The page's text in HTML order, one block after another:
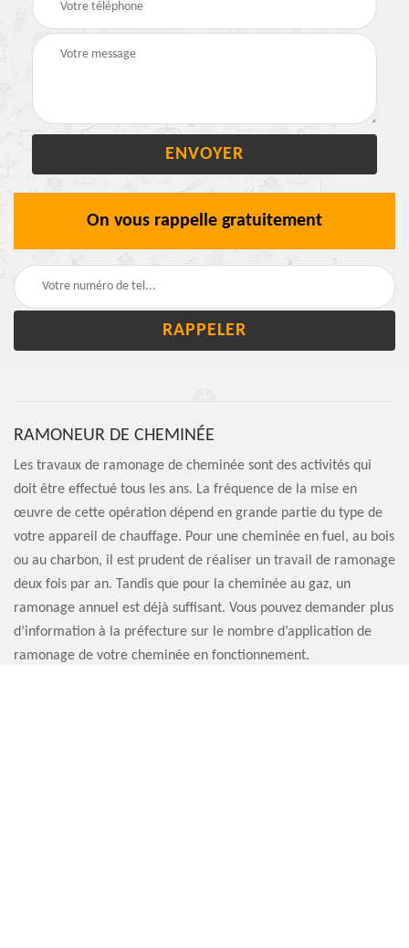
On vous rappelle gratuitement
RAMONEUR DE CHEMINÉE
Les travaux de ramonage de cheminée sont des activités qui
doit être effectué tous les ans. La fréquence de la mise en
œuvre de cette opération dépend en grande partie du type de
votre appareil de chauffage. Pour une cheminée en fuel, au bois
ou au charbon, il est prudent de réaliser un travail de ramonage
deux fois par an. Tandis que pour la cheminée au gaz, un
ramonage annuel est déjà suffisant. Vous pouvez demander plus
d’information à la préfecture sur le nombre d’application de
ramonage de votre cheminée en fonctionnement.